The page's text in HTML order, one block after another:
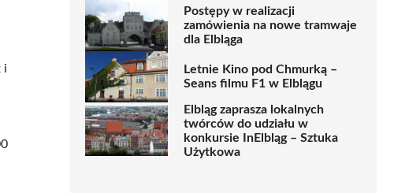
i
Postępy w realizacji
zamówienia na nowe tramwaje
dla Elbląga
Letnie Kino pod Chmurką –
Seans filmu F1 w Elblągu
Elbląg zaprasza lokalnych
twórców do udziału w
konkursie InElbląg – Sztuka
Użytkowa